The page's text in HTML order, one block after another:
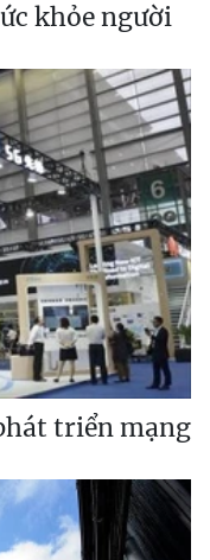
khỏe người
triển mạng